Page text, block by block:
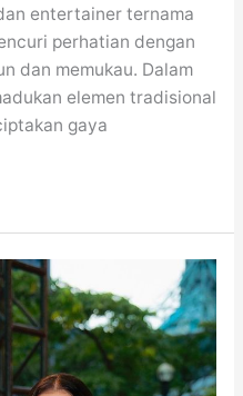
entertainer ternama
perhatian dengan
dan memukau. Dalam
elemen tradisional
gaya